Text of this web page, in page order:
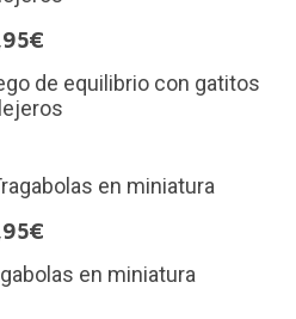
de equilibrio con gatitos
en miniatura